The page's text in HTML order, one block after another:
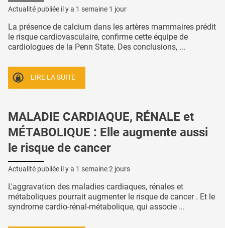
Actualité publiée il y a 1 semaine 1 jour
La présence de calcium dans les artères mammaires prédit
le risque cardiovasculaire, confirme cette équipe de
cardiologues de la Penn State. Des conclusions, ...
LIRE LA SUITE
MALADIE CARDIAQUE, RÉNALE et
MÉTABOLIQUE : Elle augmente aussi
le risque de cancer
Actualité publiée il y a 1 semaine 2 jours
L'aggravation des maladies cardiaques, rénales et
métaboliques pourrait augmenter le risque de cancer . Et le
syndrome cardio-rénal-métabolique, qui associe ...